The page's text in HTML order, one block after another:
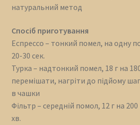
натуральний метод
Спосіб приготування
Еспрессо – тонкий помел, на одну
20-30 сек.
Турка – надтонкий помел, 18 г на
перемішати, нагріти до підйому
в чашки
Фільтр – середній помол, 12 г на
хв.